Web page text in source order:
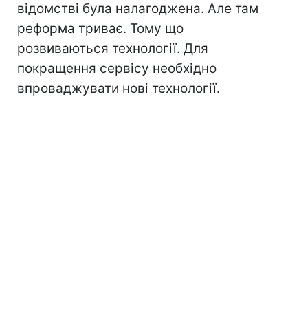
відомстві була налагоджена. Але там
реформа триває. Тому що
розвиваються технології. Для
покращення сервісу необхідно
впроваджувати нові технології.